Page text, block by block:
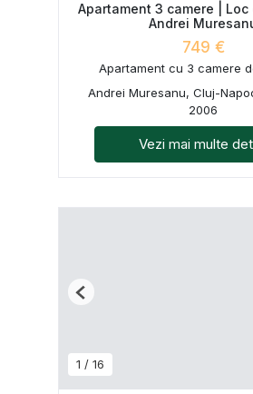
Apartament 3 camere | Loc
Andrei
749 €
Apartament cu 3 camere
Andrei Muresanu, Cluj-
2006
Vezi mai multe
1 / 16
Previous